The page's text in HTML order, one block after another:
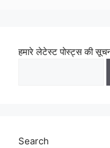
हमारे लेटेस्ट पोस्ट्स की
Search